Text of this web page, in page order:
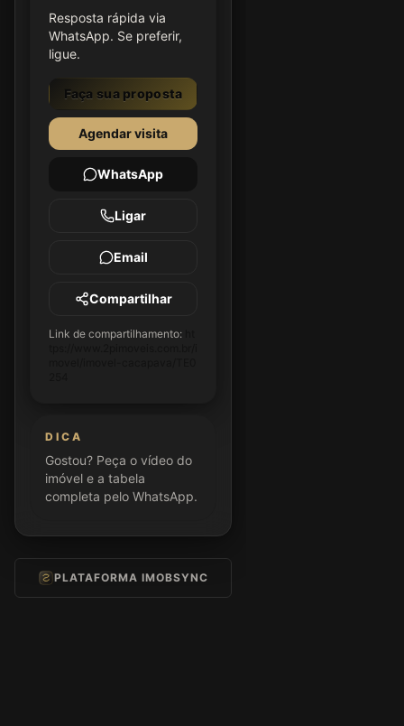
Resposta rápida via
WhatsApp. Se preferir,
ligue.
Faça sua proposta
Agendar visita
WhatsApp
Ligar
Email
Compartilhar
Link de compartilhamento:
DICA
Gostou? Peça o vídeo do
imóvel e a tabela
completa pelo WhatsApp.
PLATAFORMA IMOBSYNC